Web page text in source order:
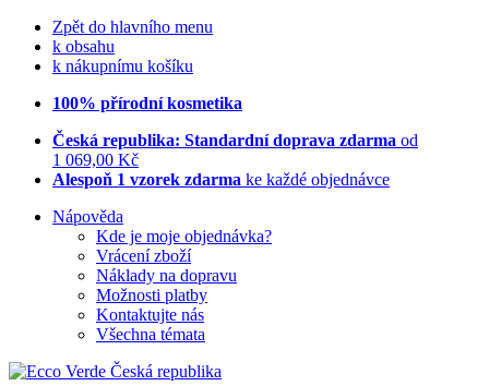
Zpět do hlavního menu
k obsahu
k nákupnímu košíku
100% přírodní kosmetika
Česká republika: Standardní doprava zdarma od
1 069,00 Kč
Alespoň 1 vzorek zdarma ke každé objednávce
Nápověda
Kde je moje objednávka?
Vrácení zboží
Náklady na dopravu
Možnosti platby
Kontaktujte nás
Všechna témata